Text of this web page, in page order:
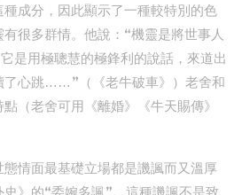
成分，因此顯示了一種較特別的色
很多群情。他說：“機靈是將世事人
是用極聰慧的極鋒利的說話，來道出
了心跳……”（《老牛破車》）老舍和
（老舍可用《離婚》《牛天賜傳》
情面最基礎立場都是譏諷而又溫厚